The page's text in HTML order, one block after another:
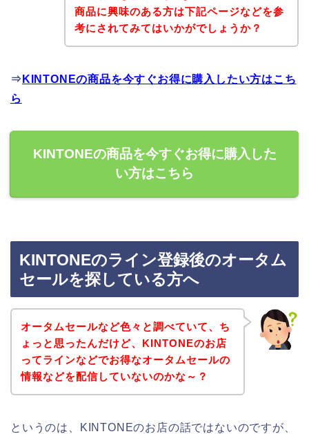
商品に興味のある方は下記ページなどを参
考にされてみてはいかがでしょうか？
⇒ KINTONEの商品を今すぐお得に購入したい方はこち
ら
KINTONEの商品を今すぐお得に購入した
い方はこちら
KINTONEのライン登録後のオータム
セールを探している方へ
オータムセールなど色々と調べていて、ち
ょっと思ったんだけど、KINTONEのお店
ってラインなどでお得なオータムセールの
情報などを配信していないのかな～？
というのは、KINTONEのお店の話ではないのですが、